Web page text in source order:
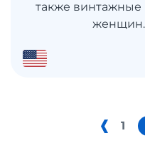
также
женщин.
1